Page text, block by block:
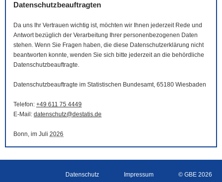
Datenschutzbeauftragten
Da uns Ihr Vertrauen wichtig ist, möchten wir Ihnen jederzeit Rede und
Antwort bezüglich der Verarbeitung Ihrer personenbezogenen Daten
stehen. Wenn Sie Fragen haben, die diese Datenschutzerklärung nicht
beantworten konnte, wenden Sie sich bitte jederzeit an die behördliche
Datenschutzbeauftragte.
Datenschutzbeauftragte im Statistischen Bundesamt, 65180 Wiesbaden
Telefon: +49 611 75 4449
E-Mail : datenschutz@destatis.de
Bonn, im Juli 2026
Datenschutz Impressum © GBE 2026